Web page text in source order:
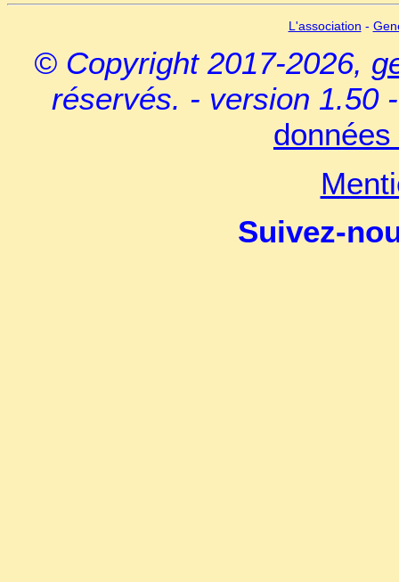
L'association -
© Copyright 2017-2026,
réservés. - version 1.50
Suivez-